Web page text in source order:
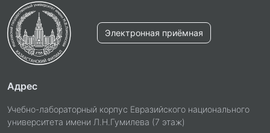
Электронная приёмная
Адрес
Учебно-лабораторный корпус Евразийского национального
университета имени Л.Н.Гумилева (7 этаж)